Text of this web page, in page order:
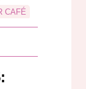
CAFÉ